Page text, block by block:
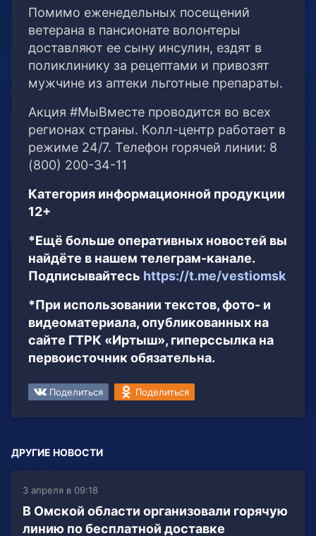
Помимо еженедельных посещений
ветерана в пансионате волонтеры
доставляют ее сыну инсулин, ездят в
поликлинику за рецептами и привозят
мужчине из аптеки льготные препараты.
Акция #МыВместе проводится во всех
регионах страны. Колл-центр работает в
режиме 24/7. Телефон горячей линии: 8
(800) 200-34-11
Категория информационной продукции
12+
*Ещё больше оперативных новостей вы
найдёте в нашем телеграм-канале.
Подписывайтесь https://t.me/vestiomsk
*При использовании текстов, фото- и
видеоматериала, опубликованных на
сайте ГТРК «Иртыш», гиперссылка на
первоисточник обязательна.
Поделиться Поделиться
ДРУГИЕ НОВОСТИ
3 апреля в 09:18
В Омской области организовали горячую
линию по бесплатной доставке